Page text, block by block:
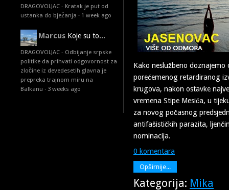
DRAGOVOLJAC - Kratak je put od
ustanka do bježanja · 1 week ago
Marcus Koje su to...
DRAGOVOLJAC - Odbijanje srpske
politike da prihvati odgovornost za
zločine iz devedesetih glavna je
prepreka trajnom miru na
Balkanu · 3 weeks ago
Kako neslužbeno
porećemenog retardiranog
krugova, nakon ostavke
vremena Stipe Mesića, u
za novog počasnog
antifašističkih parazita,
nominacija.
0 komentara
Opširnije...
Kategorija: Mika